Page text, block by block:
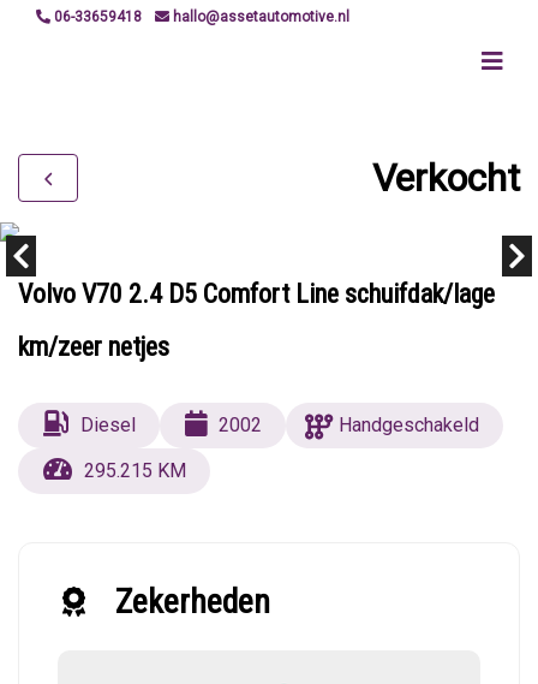
06-33659418 hallo@assetautomotive.nl
Verkocht
Volvo V70 2.4 D5 Comfort Line schuifdak/lage
km/zeer netjes
Diesel 2002
Handgeschakeld
295.215 KM
Zekerheden